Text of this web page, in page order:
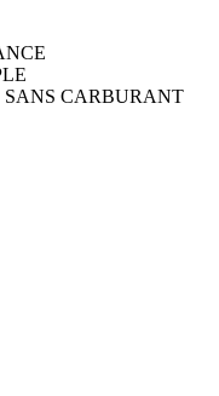
SANS CARBURANT